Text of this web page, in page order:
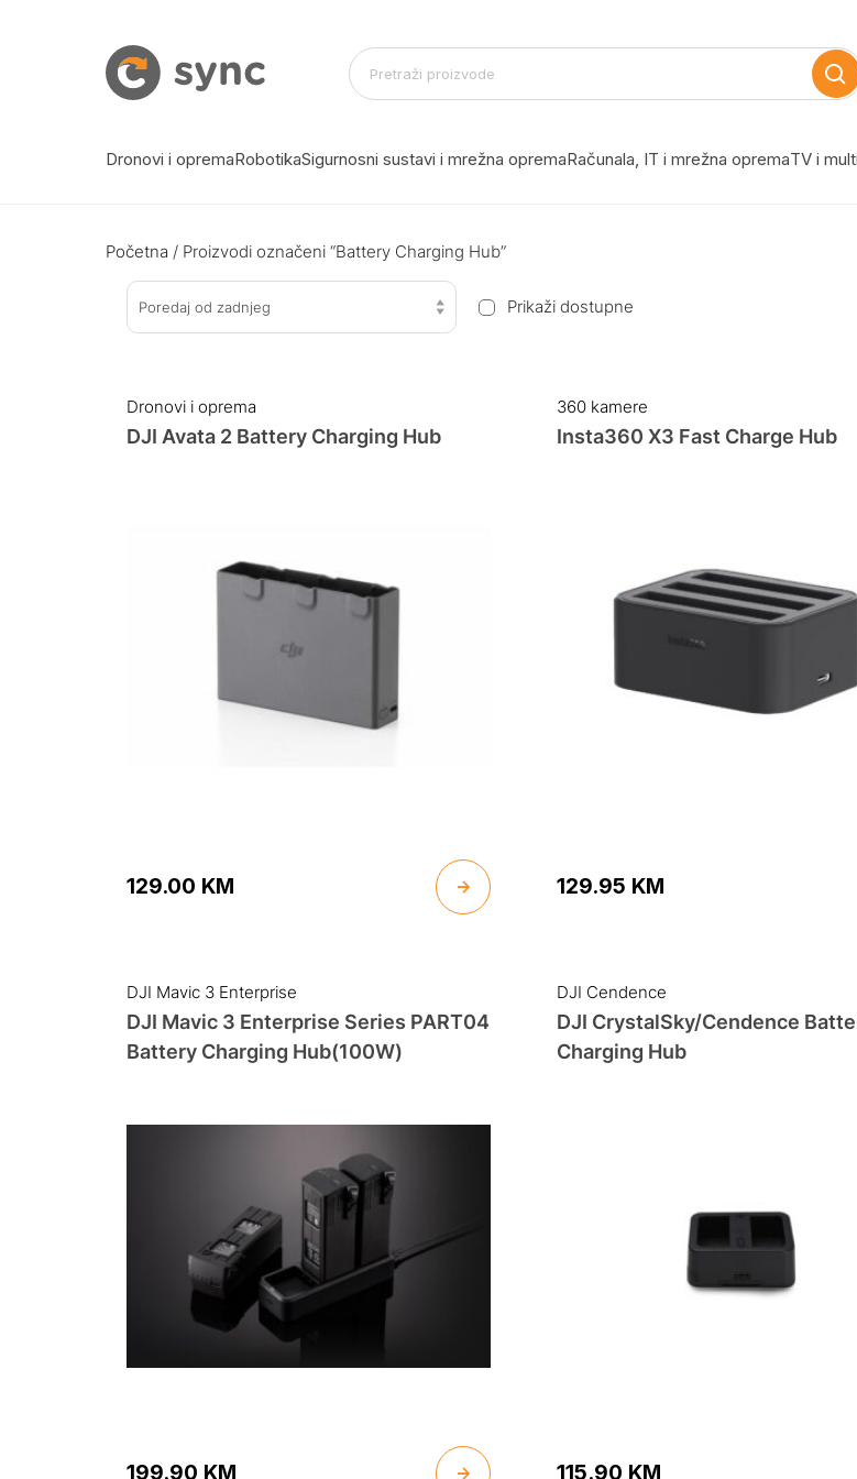
Dronovi i opremaRobotikaSigurnosni sustavi i mrežna opremaRačunala, IT i mrežna opremaTV i
Početna / Proizvodi označeni “Battery Charging Hub”
Poredaj od zadnjeg Prikaži dostupne
Dronovi i oprema
DJI Avata 2 Battery Charging Hub
129.00 KM
360 kamere
Insta360 X3 Fast Charge Hub
129.95 KM
DJI Mavic 3 Enterprise
DJI Mavic 3 Enterprise Series PART04
Battery Charging Hub(100W)
199.90 KM
DJI Cendence
DJI CrystalSky/Cendence
Charging Hub
115.90 KM